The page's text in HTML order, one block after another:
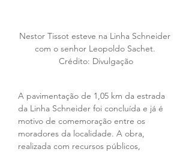
Nestor Tissot esteve na Linha Schneider
com o senhor Leopoldo Sachet.
Crédito: Divulgação
A pavimentação de 1,05 km da estrada
da Linha Schneider foi concluída e já é
motivo de comemoração entre os
moradores da localidade. A obra,
realizada com recursos públicos,